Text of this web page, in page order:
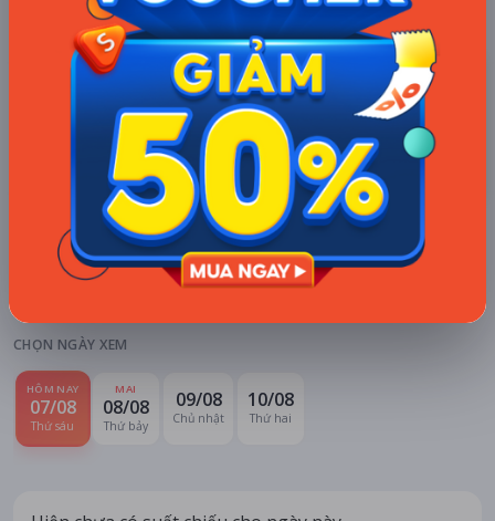
Chi tiết
LỊCH CHIẾU BÌNH LUẬN ĐÁNH GIÁ
KHU VỰC HỆ THỐNG RẠP
Tất cả hệ thống
CHỌN NGÀY XEM
HÔM NAY
07/08
Thứ sáu
MAI
08/08
Thứ bảy
09/08
Chủ nhật
10/08
Thứ hai